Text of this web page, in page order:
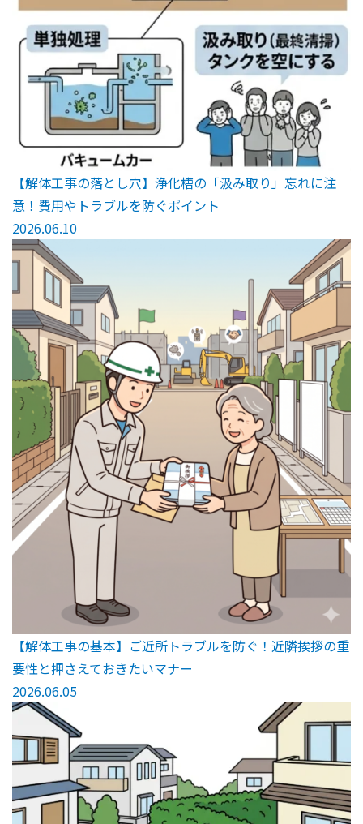
【解体工事の落とし穴】浄化槽の「汲み取り」忘れに注
意！費用やトラブルを防ぐポイント
2026.06.10
【解体工事の基本】ご近所トラブルを防ぐ！近隣挨拶の重
要性と押さえておきたいマナー
2026.06.05